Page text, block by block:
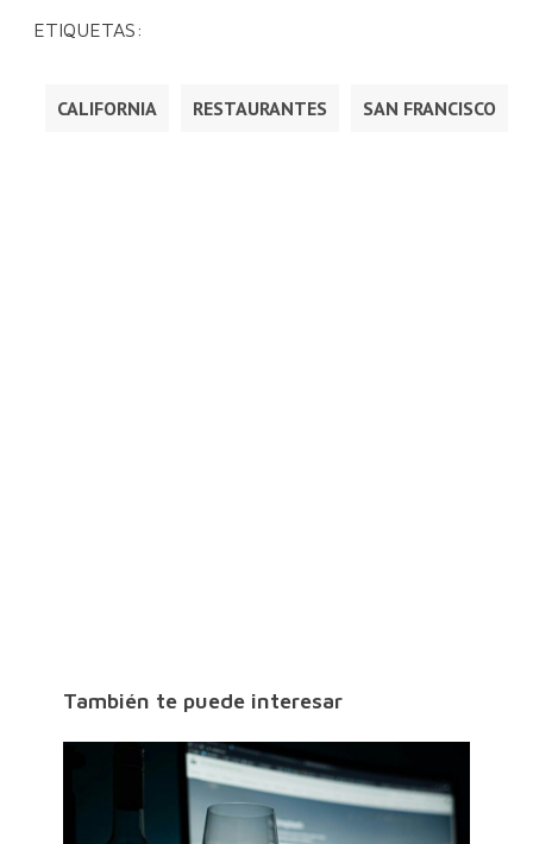
ETIQUETAS:
CALIFORNIA RESTAURANTES SAN FRANCISCO
También te puede interesar